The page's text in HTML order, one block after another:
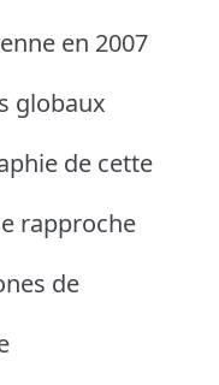
en 2007
globaux
de cette
rapproche
de